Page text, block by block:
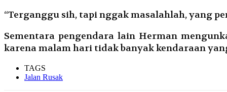
“Terganggu sih, tapi nggak masalahlah, yang
Sementara pengendara lain Herman
karena malam hari tidak banyak kendaraan
TAGS
Jalan Rusak